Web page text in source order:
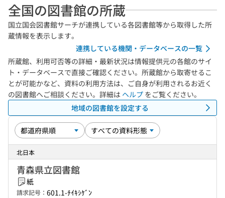
全国の図書館の所蔵
国立国会図書館サーチが連携している各図書館等から取得した所
蔵情報を表示します。
連携している機関・データベースの一覧
所蔵館、利用可否等の詳細・最新状況は情報提供元の各館のサイ
ト・データベースで直接ご確認ください。所蔵館から取寄せるこ
とが可能かなど、資料の利用方法は、ご自身が利用されるお近く
の図書館へご相談ください。詳細は ヘルプ をご覧ください。
地域の図書館を設定する
北日本
青森県立図書館
紙
請求記号： 601.1-ﾁｲｷｼｹﾞﾝ